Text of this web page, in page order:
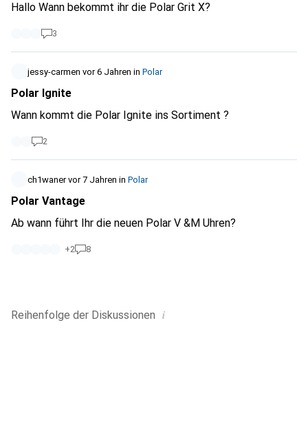
Hallo Wann bekommt ihr die Polar Grit X?
3
jessy-carmen vor 6 Jahren in Polar
Polar Ignite
Wann kommt die Polar Ignite ins Sortiment ?
2
ch1waner vor 7 Jahren in Polar
Polar Vantage
Ab wann führt Ihr die neuen Polar V &M Uhren?
+2 8
Reihenfolge der Diskussionen i